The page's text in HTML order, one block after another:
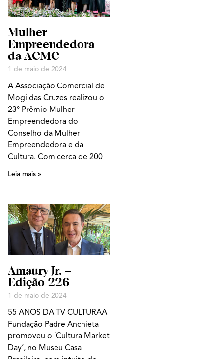
Mulher
Empreendedora
da ACMC
1 de maio de 2024
A Associação Comercial de
Mogi das Cruzes realizou o
23° Prêmio Mulher
Empreendedora do
Conselho da Mulher
Empreendedora e da
Cultura. Com cerca de 200
Leia mais »
Amaury Jr. –
Edição 226
1 de maio de 2024
55 ANOS DA TV CULTURAA
Fundação Padre Anchieta
promoveu o ‘Cultura Market
Day’, no Museu Casa